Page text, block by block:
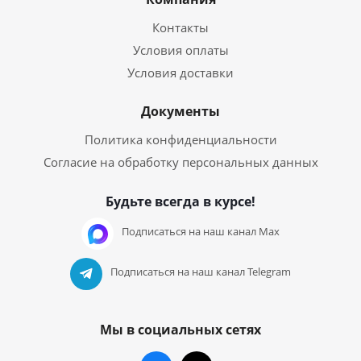
Контакты
Условия оплаты
Условия доставки
Документы
Политика конфиденциальности
Согласие на обработку персональных данных
Будьте всегда в курсе!
Подписаться на наш канал Max
Подписаться на наш канал Telegram
Мы в социальных сетях